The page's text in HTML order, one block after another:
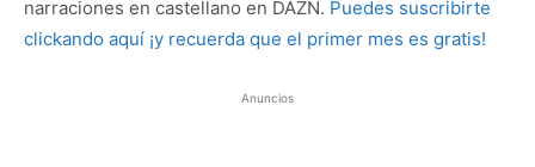
narraciones en castellano en DAZN. Puedes suscribirte
clickando aquí ¡y recuerda que el primer mes es gratis!
Anuncios